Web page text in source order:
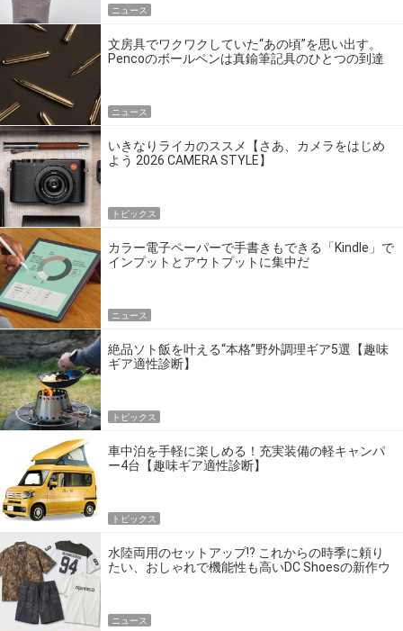
ニュース
文房具でワクワクしていた“あの頃”を思い出す。
Pencoのボールペンは真鍮筆記具のひとつの到達
ニュース
いきなりライカのススメ【さあ、カメラをはじめ
よう 2026 CAMERA STYLE】
トピックス
カラー電子ペーパーで手書きもできる「Kindle」で
インプットとアウトプットに集中だ
ニュース
絶品ソト飯を叶える“本格”野外調理ギア5選【趣味
ギア適性診断】
トピックス
車中泊を手軽に楽しめる！充実装備の軽キャンパ
ー4台【趣味ギア適性診断】
トピックス
水陸両用のセットアップ!? これからの時季に頼り
たい、おしゃれで機能性も高いDC Shoesの新作ウ
ニュース